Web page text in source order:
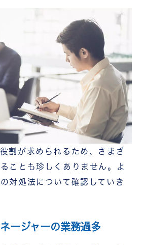
割が求められるため、さまざ
ことも珍しくありません。よ
対処法について確認していき
ージャーの業務過多